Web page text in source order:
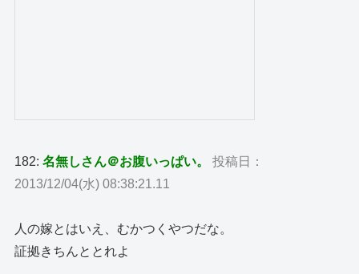
182:名無しさん＠お腹いっぱい。
投稿日：
2013/12/04(水) 08:38:21.11
人の嫁とはいえ、むかつくやつだな。
証拠きちんととれよ